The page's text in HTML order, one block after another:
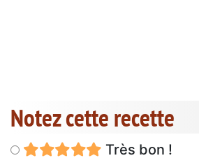
Notez cette recette
Très bon !